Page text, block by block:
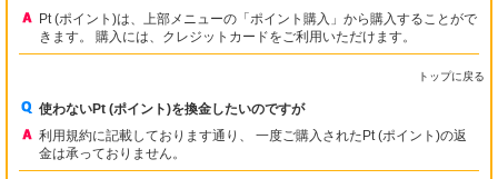
Pt (ポイント)は、上部メニューの「ポイント購入」から購入することがで
きます。 購入には、クレジットカードをご利用いただけます。
トップに戻る
使わないPt (ポイント)を換金したいのですが
利用規約に記載しております通り、 一度ご購入されたPt (ポイント)の返
金は承っておりません。